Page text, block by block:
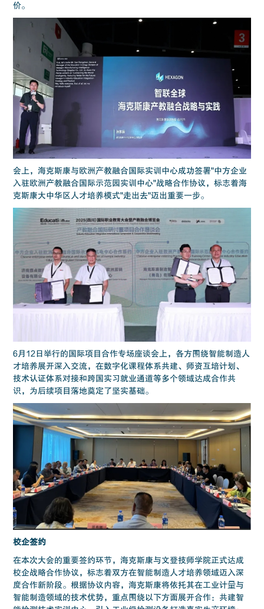
价。
会上，海克斯康与欧洲产教融合国际实训中心成功签署"中方企业
入驻欧洲产教融合国际示范园实训中心"战略合作协议，标志着海
克斯康大中华区人才培养模式"走出去"迈出重要一步。
6月12日举行的国际项目合作专场座谈会上，各方围绕智能制造人
才培养展开深入交流，在数字化课程体系共建、师资互培计划、
技术认证体系对接和跨国实习就业通道等多个领域达成合作共
识，为后续项目落地奠定了坚实基础。
校企签约
在本次大会的重要签约环节，海克斯康与文登技师学院正式达成
校企战略合作协议，标志着双方在智能制造人才培养领域迈入深
度合作新阶段。根据协议内容，海克斯康将依托其在工业计量与
智能制造领域的技术优势，重点围绕以下方面展开合作：共建智